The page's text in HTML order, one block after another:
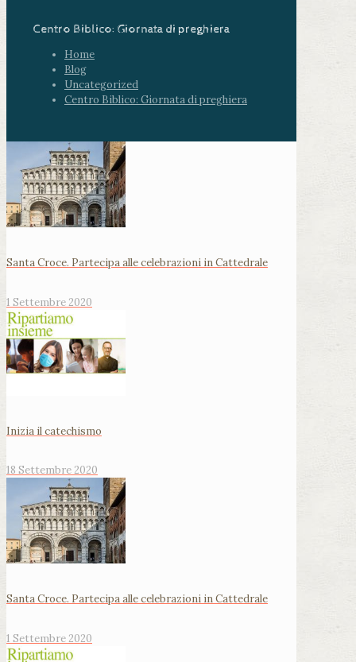
Centro Biblico: Giornata di preghiera
Home
Blog
Uncategorized
Centro Biblico: Giornata di preghiera
Santa Croce. Partecipa alle celebrazioni in Cattedrale
1 Settembre 2020
Inizia il catechismo
18 Settembre 2020
Santa Croce. Partecipa alle celebrazioni in Cattedrale
1 Settembre 2020